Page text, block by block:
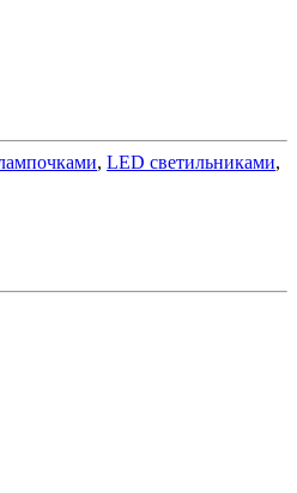
, LED светильниками,